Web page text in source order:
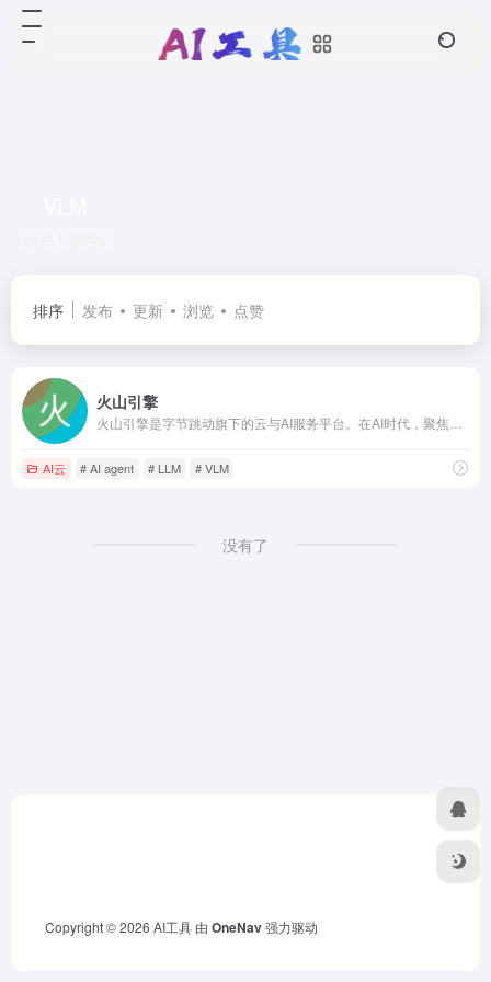
排序 发布 更新 浏览 点赞
火山引擎
AI云 # AI agent # LLM # VLM
没有了
Copyright © 2026 AI工具 由 OneNav强力驱动